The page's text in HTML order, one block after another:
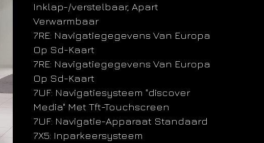
Inklap-/verstelbaar, Apart
Verwarmbaar
7RE: Navigatiegegevens Van Europa
Op Sd-Kaart
7RE: Navigatiegegevens Van Europa
Op Sd-Kaart
7UF: Navigatiesysteem "discover
Media" Met Tft-Touchscreen
7UF: Navigatie-Apparaat Standaard
7X5: Inparkeersysteem